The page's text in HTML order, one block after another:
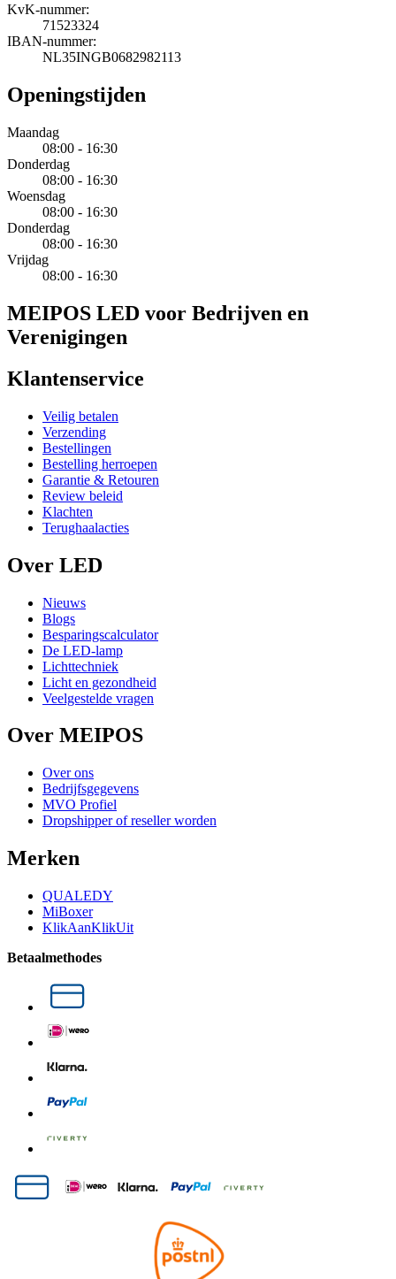
KvK-nummer:
71523324
IBAN-nummer:
NL35INGB0682982113
Openingstijden
Maandag
08:00 - 16:30
Donderdag
08:00 - 16:30
Woensdag
08:00 - 16:30
Donderdag
08:00 - 16:30
Vrijdag
08:00 - 16:30
MEIPOS LED voor Bedrijven en
Verenigingen
Klantenservice
Veilig betalen
Verzending
Bestellingen
Bestelling herroepen
Garantie & Retouren
Review beleid
Klachten
Terughaalacties
Over LED
Nieuws
Blogs
Besparingscalculator
De LED-lamp
Lichttechniek
Licht en gezondheid
Veelgestelde vragen
Over MEIPOS
Over ons
Bedrijfsgegevens
MVO Profiel
Dropshipper of reseller worden
Merken
QUALEDY
MiBoxer
KlikAanKlikUit
Betaalmethodes